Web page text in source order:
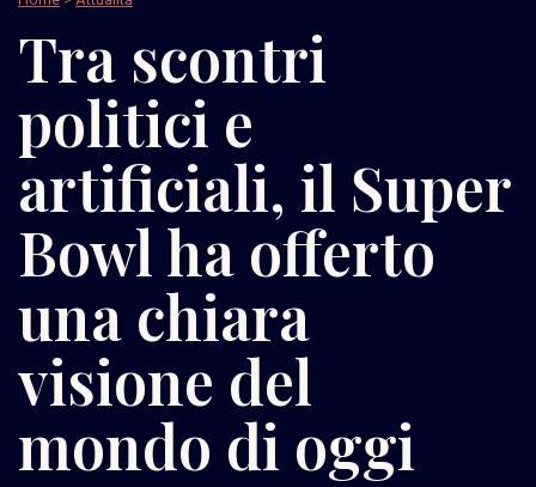
Tra scontri
politici e
artificiali, il Super
Bowl ha offerto
una chiara
visione del
mondo di oggi